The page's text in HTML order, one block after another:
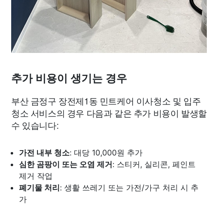
추가 비용이 생기는 경우
부산 금정구 장전제1동 민트케어 이사청소 및 입주
청소 서비스의 경우 다음과 같은 추가 비용이 발생할
수 있습니다:
가전 내부 청소: 대당 10,000원 추가
심한 곰팡이 또는 오염 제거: 스티커, 실리콘, 페인트
제거 작업
폐기물 처리: 생활 쓰레기 또는 가전/가구 처리 시 추
가